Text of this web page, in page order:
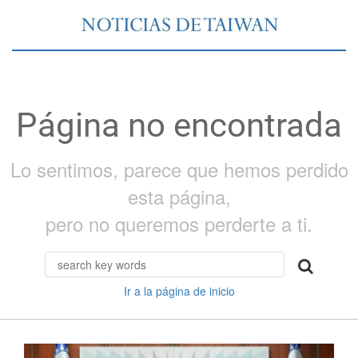
Página no encontrada
Lo sentimos, parece que hemos perdido
esta página,
pero no queremos perderte a ti.
Ir a la página de inicio